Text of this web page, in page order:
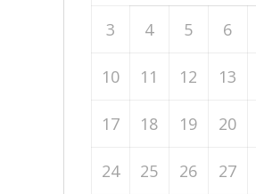
3 4 5 6
10 11 12 13
17 18 19 20
24 25 26 27